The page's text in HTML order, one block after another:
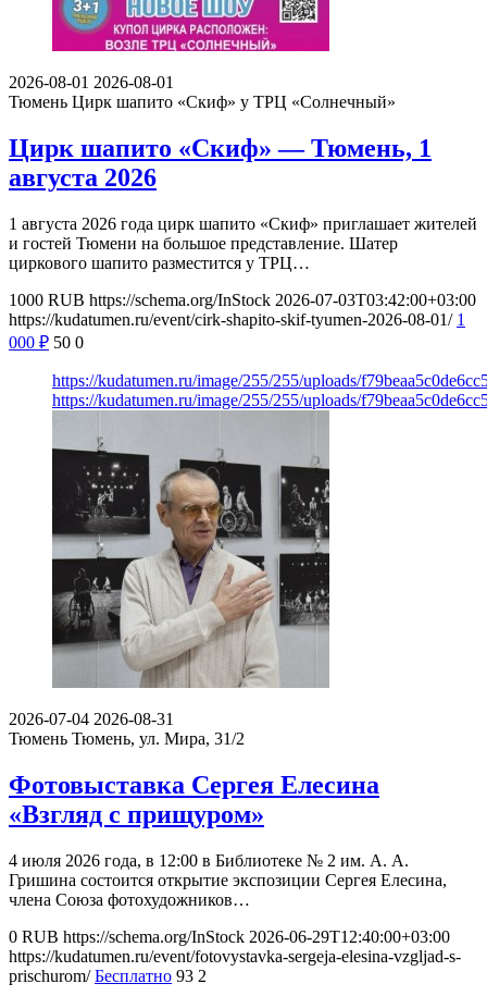
2026-08-01 2026-08-01
Тюмень Цирк шапито «Скиф» у ТРЦ «Солнечный»
Цирк шапито «Скиф» — Тюмень, 1
августа 2026
1 августа 2026 года цирк шапито «Скиф» приглашает жителей
и гостей Тюмени на большое представление. Шатер
циркового шапито разместится у ТРЦ…
1000 RUB https://schema.org/InStock 2026-07-03T03:42:00+03:00
https://kudatumen.ru/event/cirk-shapito-skif-tyumen-2026-08-01/ 1
000 ₽ 50 0
https://kudatumen.ru/image/255/255/uploads/
https://kudatumen.ru/image/255/255/uploads/
2026-07-04 2026-08-31
Тюмень Тюмень, ул. Мира, 31/2
Фотовыставка Сергея Елесина
«Взгляд с прищуром»
4 июля 2026 года, в 12:00 в Библиотеке № 2 им. А. А.
Гришина состоится открытие экспозиции Сергея Елесина,
члена Союза фотохудожников…
0 RUB https://schema.org/InStock 2026-06-29T12:40:00+03:00
https://kudatumen.ru/event/fotovystavka-sergeja-elesina-vzgljad-s-
prischurom/ Бесплатно 93 2